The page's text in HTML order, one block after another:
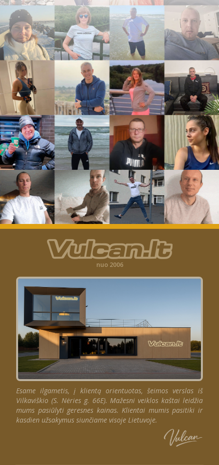
nuo 2006
Esame ilgametis, į klientą orientuotas, šeimos verslas iš
Vilkaviškio (S. Nėries g. 66E). Mažesni veiklos kaštai leidžia
mums pasiūlyti geresnes kainas. Klientai mumis pasitiki ir
kasdien užsakymus siunčiame visoje Lietuvoje.